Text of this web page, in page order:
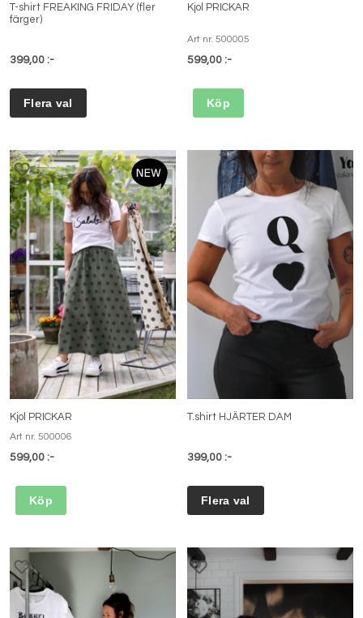
T-shirt FREAKING FRIDAY (fler
färger)
399,00 :-
Kjol PRICKAR
Art nr. 500005
599,00 :-
Köp
Kjol PRICKAR
Art nr. 500006
599,00 :-
Köp
T.shirt HJÄRTER DAM
399,00 :-